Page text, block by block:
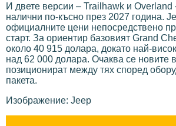
И двете версии – Trailhawk и
налични по-късно през 2027 година.
официалните цени непосредствено
старт. За ориентир базовият Grand
около 40 915 долара, докато най-
над 62 000 долара. Очаква се новите
позиционират между тях според
пакета.
Изображение: Jeep